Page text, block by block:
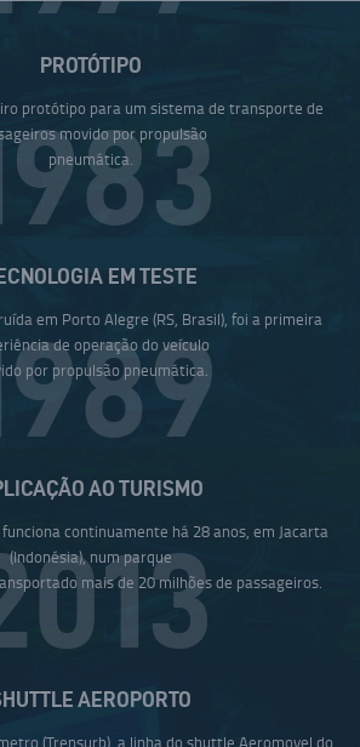
PROTÓTIPO
protótipo para um sistema de transporte de
movido por propulsão
pneumática.
EM TESTE
em Porto Alegre (RS, Brasil), foi a primeira
de operação do veículo
por propulsão pneumática.
AO TURISMO
continuamente há 28 anos, em Jacarta
(Indonésia), num parque
mais de 20 milhões de passageiros.
AEROPORTO
(Trensurb), a linha do shuttle Aeromovel do